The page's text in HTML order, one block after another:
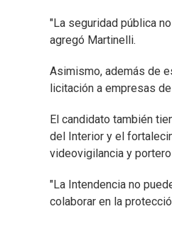
"La seguridad pública
agregó Martinelli.
Asimismo, además de
licitación a empresas
El candidato también
del Interior y el
videovigilancia y
"La Intendencia no
colaborar en la